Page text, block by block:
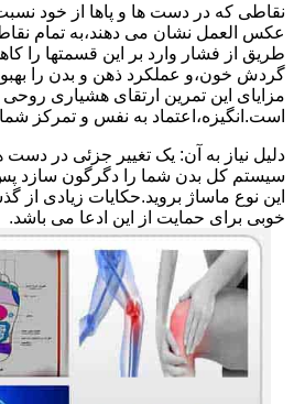
نقاطی که در دست ها و پاها از خود
عکس العمل نشان می دهند،به تمام
طریق از فشار وارد بر این قسمتها را
گردش خون،و عملکرد ذهن و بدن را
مزایای این تمرین ارتقای هشیاری
است.انگیزه،اعتماد به نفس و تمرکز
دلیل نیاز به آن: یک تغییر جزئی در دست
سیستم کل بدن شما را دگرگون سازد
این نوع ماساژ بروید.حکایات زیادی از
خوبی برای حمایت از این ادعا می باشد.